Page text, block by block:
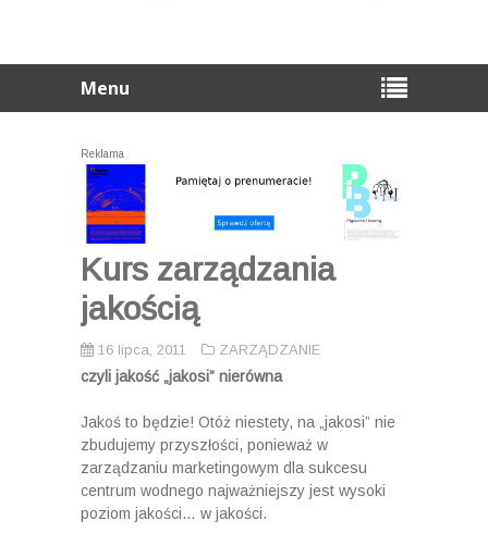
Menu
Reklama
Kurs zarządzania
jakością
16 lipca, 2011 ZARZĄDZANIE
czyli jakość „jakosi” nierówna
Jakoś to będzie! Otóż niestety, na „jakosi” nie
zbudujemy przyszłości, ponieważ w
zarządzaniu marketingowym dla sukcesu
centrum wodnego najważniejszy jest wysoki
poziom jakości… w jakości.